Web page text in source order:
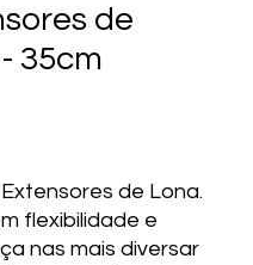
de
35cm
de Lona.
flexibilidade e
nas mais diversar